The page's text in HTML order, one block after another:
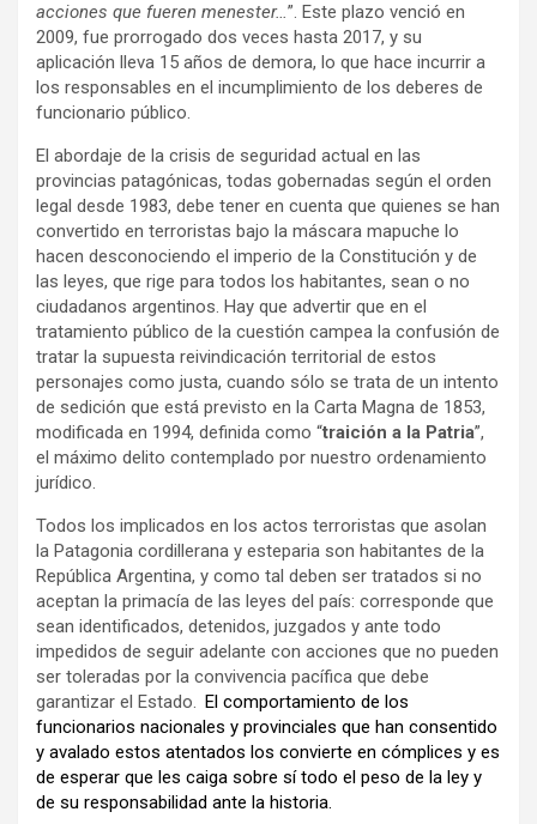
acciones que fueren menester…”. Este plazo venció en
2009, fue prorrogado dos veces hasta 2017, y su
aplicación lleva 15 años de demora, lo que hace incurrir a
los responsables en el incumplimiento de los deberes de
funcionario público.
El abordaje de la crisis de seguridad actual en las
provincias patagónicas, todas gobernadas según el orden
legal desde 1983, debe tener en cuenta que quienes se han
convertido en terroristas bajo la máscara mapuche lo
hacen desconociendo el imperio de la Constitución y de
las leyes, que rige para todos los habitantes, sean o no
ciudadanos argentinos. Hay que advertir que en el
tratamiento público de la cuestión campea la confusión de
tratar la supuesta reivindicación territorial de estos
personajes como justa, cuando sólo se trata de un intento
de sedición que está previsto en la Carta Magna de 1853,
modificada en 1994, definida como “traición a la Patria”,
el máximo delito contemplado por nuestro ordenamiento
jurídico.
Todos los implicados en los actos terroristas que asolan
la Patagonia cordillerana y esteparia son habitantes de la
República Argentina, y como tal deben ser tratados si no
aceptan la primacía de las leyes del país: corresponde que
sean identificados, detenidos, juzgados y ante todo
impedidos de seguir adelante con acciones que no pueden
ser toleradas por la convivencia pacífica que debe
garantizar el Estado. El comportamiento de los
funcionarios nacionales y provinciales que han consentido
y avalado estos atentados los convierte en cómplices y es
de esperar que les caiga sobre sí todo el peso de la ley y
de su responsabilidad ante la historia.